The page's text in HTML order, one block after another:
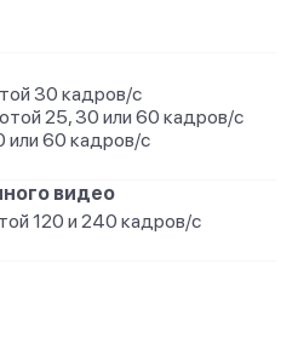
30 кадров/ с
25, 30 или 60 кадров/ с
или 60 кадров/ с
видео
120 и 240 кадров/ с